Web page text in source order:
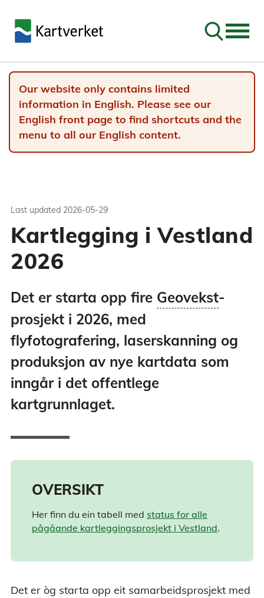
Go to
Our website only contains limited
information in English. Please see our
English front page to find shortcuts and the
menu to all our English content.
Last updated 2026-05-29
Kartlegging i Vestland
2026
Det er starta opp fire Geovekst
Geovekst - Geovekst er et samarbeid om
felles etablering, forvaltning, drift,
vedlikehold og bruk av geografisk
-
prosjekt i 2026, med
flyfotografering, laserskanning og
produksjon av nye kartdata som
inngår i det offentlege
kartgrunnlaget.
OVERSIKT
Her finn du ein tabell med status for alle
pågåande kartleggingsprosjekt i Vestland.
Det er òg starta opp eit samarbeidsprosjekt med